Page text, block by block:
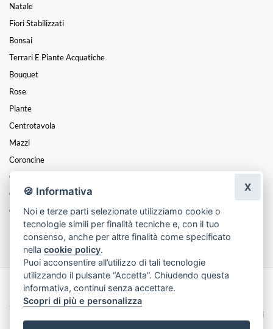
Natale
Fiori Stabilizzati
Bonsai
Terrari E Piante Acquatiche
Bouquet
Rose
Piante
Centrotavola
Mazzi
Coroncine
Composizioni
Cesti
Cuori
Funebre
Made with byInfoser.it- Realizzazione Siti ecommerce per Fioristi
2026
Termini e Condizioni
🍪 Informativa
Noi e terze parti selezionate utilizziamo cookie o
tecnologie simili per finalità tecniche e, con il tuo
consenso, anche per altre finalità come specificato
nellacookie policy.
Puoi acconsentire all’utilizzo di tali tecnologie
utilizzando il pulsante “Accetta”. Chiudendo questa
informativa, continui senza accettare.
Scopri di più e personalizza
X